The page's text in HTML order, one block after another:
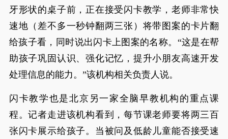
牙形状的桌子前，正在接受闪卡教学，老师非常快
速地（差不多一秒钟翻两三张）将带图案的卡片翻
给孩子看，同时说出闪卡上图案的名称。“这是在帮
助孩子巩固认识、强化记忆，提升小朋友高速开发
处理信息的能力。”该机构相关负责人说。
闪卡教学也是北京另一家全脑早教机构的重点课
程。记者走进该机构看到，每节课老师要将两三百
张闪卡展示给孩子。当被问及低龄儿童能否接受速